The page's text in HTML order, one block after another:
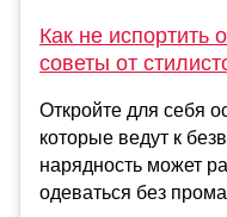
Как не испортить
советы от
Откройте для себя
которые ведут к
нарядность может
одеваться без